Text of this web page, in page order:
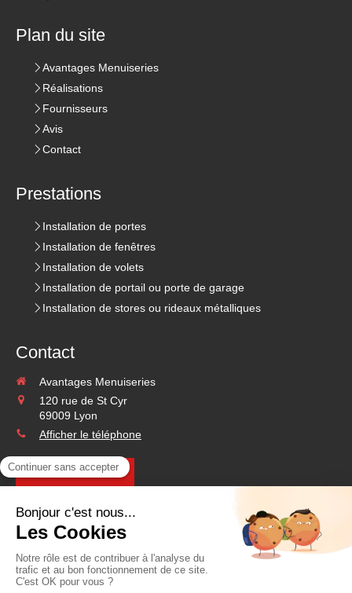
Plan du site
Avantages Menuiseries
Réalisations
Fournisseurs
Avis
Contact
Prestations
Installation de portes
Installation de fenêtres
Installation de volets
Installation de portail ou porte de garage
Installation de stores ou rideaux métalliques
Contact
Avantages Menuiseries
120 rue de St Cyr
69009 Lyon
Afficher le téléphone
Demander un devis
©2020 Avantages Menuiseries - Menuiserie